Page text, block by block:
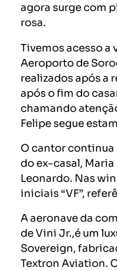
agora surge com
rosa.
Tivemos acesso a
Aeroporto de
realizados após a
após o fim do
chamando
Felipe segue
O cantor continua
do ex-casal, Maria
Leonardo. Nas
iniciais “VF”,
A aeronave da
de Vini Jr.,é um
Sovereign,
Textron Aviation.